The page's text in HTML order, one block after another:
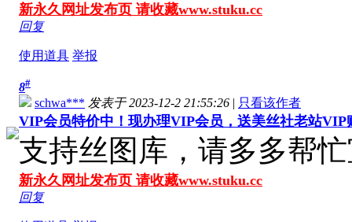
新永久网址发布页 请收藏www.stuku.cc
回复
使用道具 举报
8#
schwa*** 发表于 2023-12-2 21:55:26 | 只看该作者
VIP会员特价中！现办理VIP会员，送美丝社老站VIP
支持丝图库，请多多帮
新永久网址发布页 请收藏www.stuku.cc
回复